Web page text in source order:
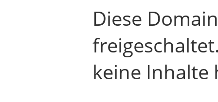
Diese
keine Inhalte